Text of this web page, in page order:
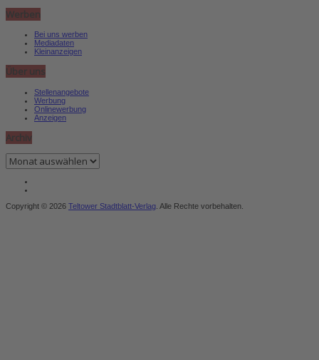
Werben
Bei uns werben
Mediadaten
Kleinanzeigen
Über uns
Stellenangebote
Werbung
Onlinewerbung
Anzeigen
Archiv
Archiv
Copyright © 2026 Teltower Stadtblatt-Verlag . Alle Rechte vorbehalten.